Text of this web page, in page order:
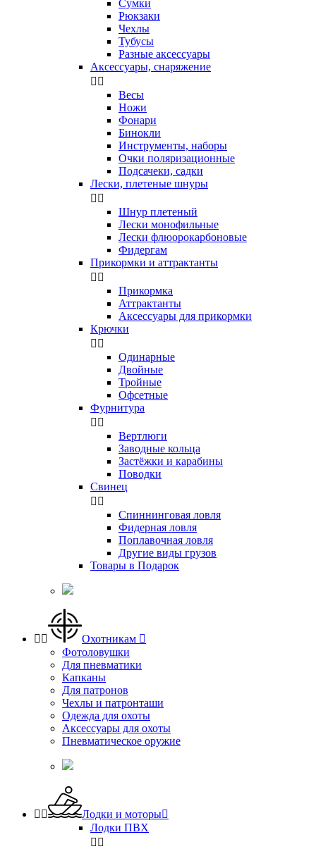
Сумки
Рюкзаки
Чехлы
Тубусы
Разные аксессуары
Аксессуары, снаряжение
 
Весы
Ножи
Фонари
Бинокли
Инструменты, наборы
Очки поляризационные
Подсачеки, садки
Лески, плетеные шнуры
 
Шнур плетеный
Лески монофильные
Лески флюорокарбоновые
Фидергам
Прикормки и аттрактанты
 
Прикормка
Аттрактанты
Аксессуары для прикормки
Крючки
 
Одинарные
Двойные
Тройные
Офсетные
Фурнитура
 
Вертлюги
Заводные кольца
Застёжки и карабины
Поводки
Свинец
 
Спиннинговая ловля
Фидерная ловля
Поплавочная ловля
Другие виды грузов
Товары в Подарок
  Охотникам 
Фотоловушки
Для пневматики
Капканы
Для патронов
Чехлы и патронташи
Одежда для охоты
Аксессуары для охоты
Пневматическое оружие
  Лодки и моторы
Лодки ПВХ
 